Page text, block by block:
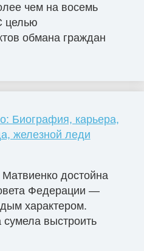
чем на восемь
целью
обмана граждан
Биография, карьера,
железной леди
достойна
Федерации —
характером.
выстроить